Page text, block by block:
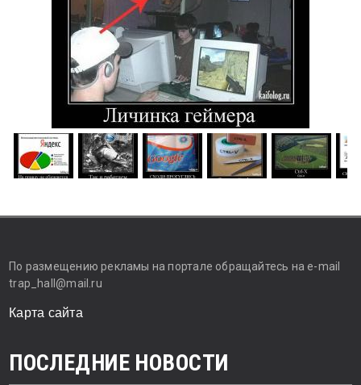
По размещению рекламы на портале обращайтесь на e-mail
trap_hall@mail.ru
Карта сайта
ПОСЛЕДНИЕ НОВОСТИ